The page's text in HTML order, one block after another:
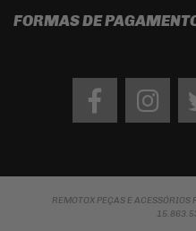
FORMAS DE
Facebook
REMOTOX PEÇAS E